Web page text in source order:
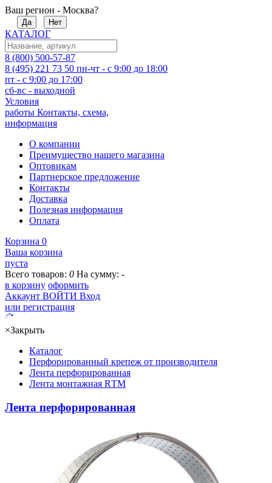
Ваш регион - Москва?
Да Нет
КАТАЛОГ
8 (800) 500-57-87
8 (495) 221 73 50 пн-чт - с 9:00 до 18:00
пт - с 9:00 до 17:00
сб-вс - выходной
Условия
работы Контакты, схема,
информация
О компании
Преимущество нашего магазина
Оптовикам
Партнерское предложение
Контакты
Доставка
Полезная информация
Оплата
Корзина 0
Ваша корзина
пуста
Всего товаров: 0 На сумму: -
в корзину оформить
Аккаунт ВОЙТИ Вход
или регистрация
×Закрыть
Каталог
Перфорированный крепеж от производителя
Лента перфорированная
Лента монтажная RТМ
Лента перфорированная